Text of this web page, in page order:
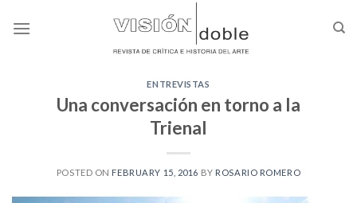
ENTREVISTAS
Una conversación en torno a la
Trienal
POSTED ON FEBRUARY 15, 2016 BY ROSARIO ROMERO